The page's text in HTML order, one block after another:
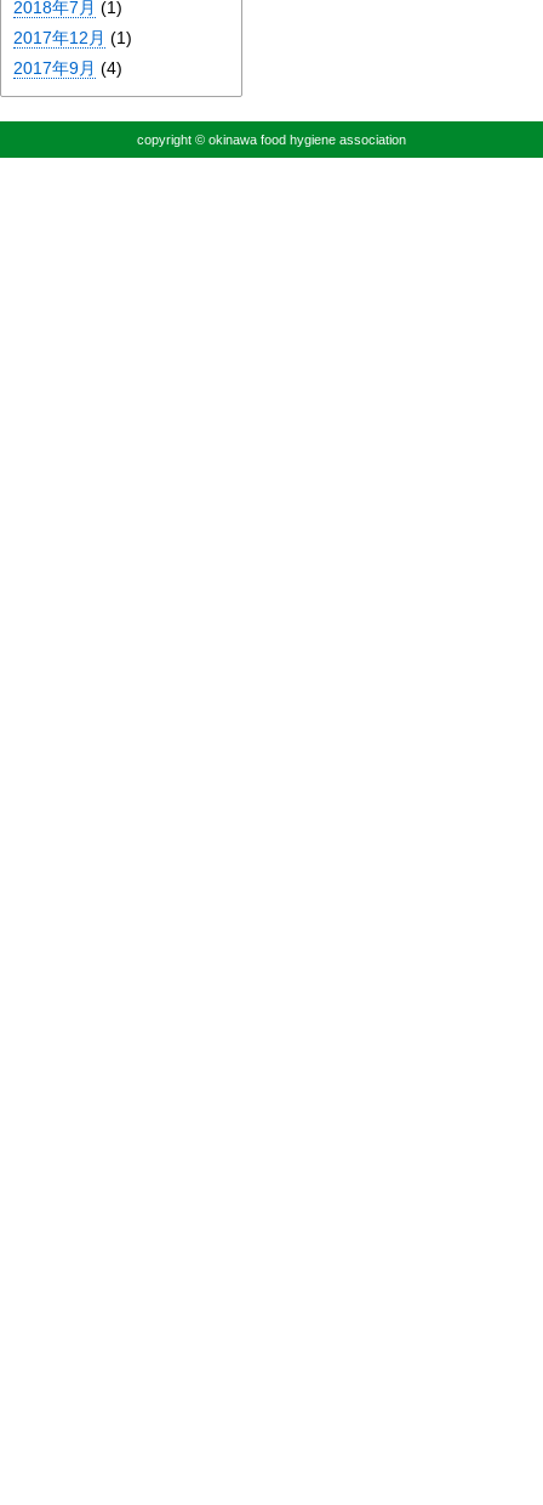
2018年7月 (1)
2017年12月 (1)
2017年9月 (4)
copyright © okinawa food hygiene association